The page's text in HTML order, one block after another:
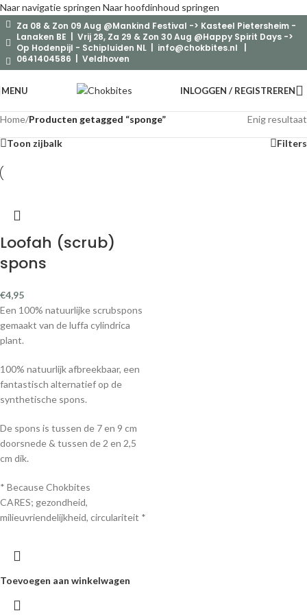
Naar navigatie springen Naar hoofdinhoud springen
Za 08 & Zon 09 Aug @Mankind Festival -> Kasteel Pietersheim -
Lanaken BE | Vrij 28, Za 29 & Zon 30 Aug @Happy Spirit Days ->
Op Hodenpijl - Schipluiden NL | info@chokbites.nl
0641404586 | Veldhoven
MENU INLOGGEN / REGISTREREN
Home/Producten getagged “sponge” Enig resultaat
Toon zijbalk Filters
Loofah (scrub)
spons
€4,95
Een 100% natuurlijke scrubspons
gemaakt van de luffa cylindrica
plant.
100% natuurlijk afbreekbaar, een
fantastisch alternatief op de
synthetische spons.
De spons is tussen de 7 en 9 cm
doorsnede & tussen de 2 en 2,5
cm dik.
* Because Chokbites
CARES; gezondheid,
milieuvriendelijkheid, circulariteit *
Toevoegen aan winkelwagen